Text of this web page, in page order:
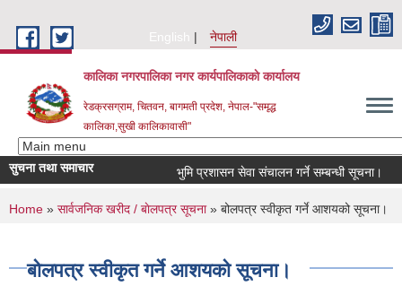
English
नेपाली
कालिका नगरपालिका नगर कार्यपालिकाकाे कार्यालय
रेडक्रसग्राम, चितवन, बागमती प्रदेश, नेपाल-"समृद्ध
कालिका,सुखी कालिकावासी"
सुचना तथा समाचार भुमि प्रशासन सेवा संचालन गर्ने सम्बन्धी सूचना।
You are here
Home » सार्वजनिक खरीद / बाेलपत्र सूचना» बोलपत्र स्वीकृत गर्ने आशयको सूचना।
बोलपत्र स्वीकृत गर्ने आशयको सूचना।